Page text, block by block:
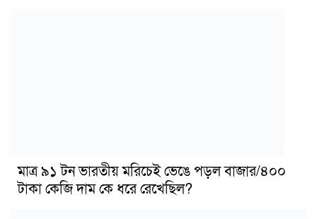
মাত্র ৯১ টন ভারতীয় মরিচেই ভেঙে পড়ল বাজার/৪০০
টাকা কেজি দাম কে ধরে রেখেছিল?